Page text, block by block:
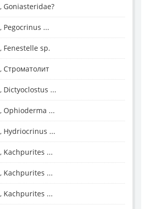
Goniasteridae?
Pegocrinus ...
Fenestelle sp.
Строматолит
Dictyoclostus ...
Ophioderma ...
Hydriocrinus ...
Kachpurites ...
Kachpurites ...
Kachpurites ...